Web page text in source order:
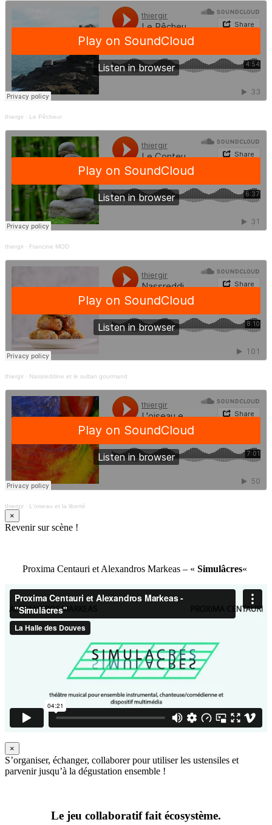
thiergir · Le Pêcheur
thiergir · Francine MOD
thiergir · Nassreddine et le sultan gourmand
thiergir · L'oiseau et la liberté
×
Revenir sur scène !
Proxima Centauri et Alexandros Markeas – « Simulâcres«
×
S’organiser, échanger, collaborer pour utiliser les ustensiles et
parvenir jusqu’à la dégustation ensemble !
Le jeu collaboratif fait écosystème.